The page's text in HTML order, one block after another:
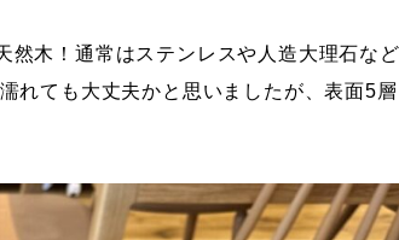
木！通常はステンレスや人造大理石な
れても大丈夫かと思いましたが、表面5